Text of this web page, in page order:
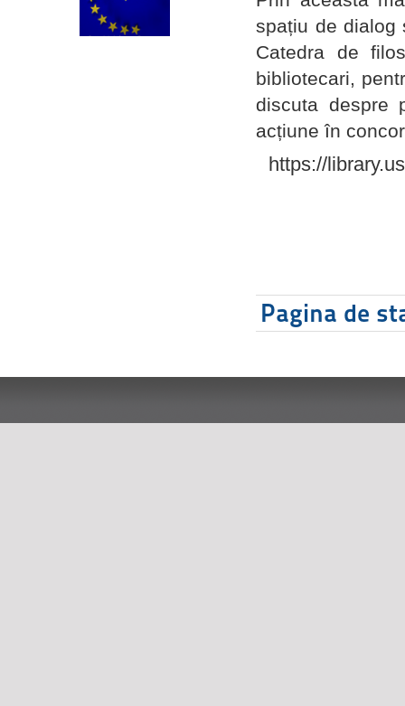
spațiu de dialog
Catedra de
bibliotecari,
discuta despre
acțiune în
https://
Pagina de